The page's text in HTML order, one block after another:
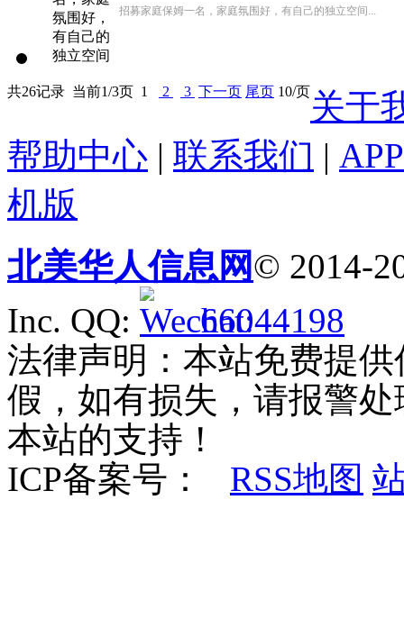
招募家庭保姆一名，家庭氛围好，有自己的独立空间...
共26记录 当前1/3页 1 2 3 下一页 尾页 10/页关于
帮助中心 | 联系我们 |
机版
北美华人信息网© 2014-
Inc. QQ:
66044198
法律声明：本站免费提
假，如有损失，请报警
本站的支持！
ICP备案号：
RSS地图